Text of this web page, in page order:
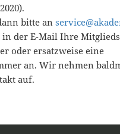
bitte an
in der E-Mail Ihre
oder ersatzweise eine
an. Wir nehmen
auf.